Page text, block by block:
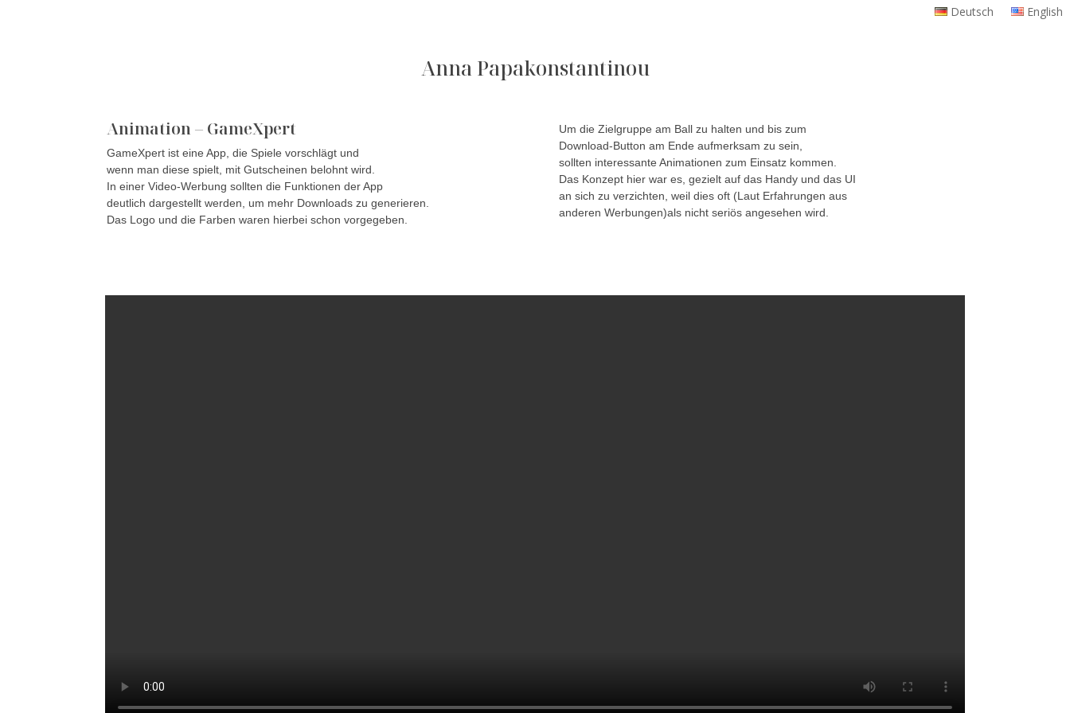
Deutsch English
Anna Papakonstantinou
Animation – GameXpert
GameXpert ist eine App, die Spiele vorschlägt und
wenn man diese spielt, mit Gutscheinen belohnt wird.
In einer Video-Werbung sollten die Funktionen der App
deutlich dargestellt werden, um mehr Downloads zu generieren.
Das Logo und die Farben waren hierbei schon vorgegeben.
Um die Zielgruppe am Ball zu halten und bis zum
Download-Button am Ende aufmerksam zu sein,
sollten interessante Animationen zum Einsatz kommen.
Das Konzept hier war es, gezielt auf das Handy und das UI
an sich zu verzichten, weil dies oft (Laut Erfahrungen aus
anderen Werbungen)als nicht seriös angesehen wird.